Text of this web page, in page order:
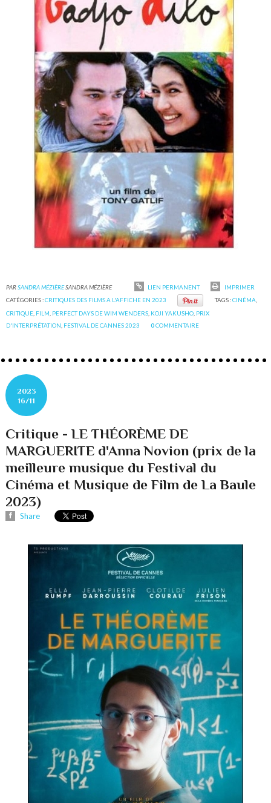
PARSANDRA MÉZIÈRESANDRA MÉZIÈRE LIEN PERMANENT
IMPRIMER
CATÉGORIES :CRITIQUES DES FILMS A L'AFFICHE EN 2023 TAGS :CINÉMA
CRITIQUE FILM PERFECT DAYS DE WIM WENDERS KOJI YAKUSHO PRIX
D'INTERPRÉTATION FESTIVAL DE CANNES 2023 0COMMENTAIRE
2023
16/11
Critique - LE THÉORÈME DE
MARGUERITE d'Anna Novion (prix de la
meilleure musique du Festival du
Cinéma et Musique de Film de La Baule
2023)
Share